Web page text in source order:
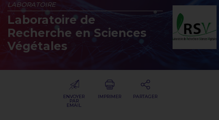
LABORATOIRE
Laboratoire de
Recherche en Sciences
Végétales
ENVOYER
PAR
EMAIL
IMPRIMER PARTAGER